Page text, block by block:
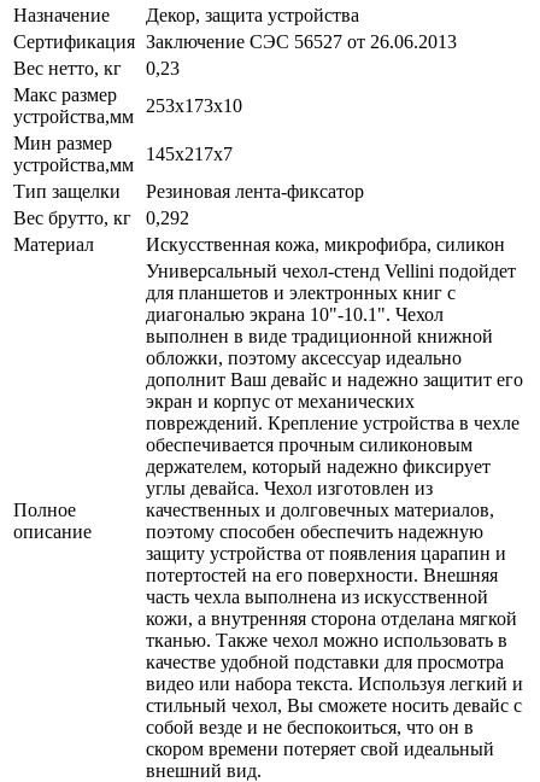
Назначение
Декор, защита устройства
Сертификация Заключение СЭС 56527 от 26.06.2013
Вес нетто, кг
0,23
Макс размер
устройства,мм
253х173x10
Мин размер
устройства,мм
145x217x7
Тип защелки
Резиновая лента-фиксатор
Вес брутто, кг
0,292
Материал
Искусственная кожа, микрофибра, силикон
Полное
описание
Универсальный чехол-стенд Vellini подойдет
для планшетов и электронных книг с
диагональю экрана 10"-10.1". Чехол
выполнен в виде традиционной книжной
обложки, поэтому аксессуар идеально
дополнит Ваш девайс и надежно защитит его
экран и корпус от механических
повреждений. Крепление устройства в чехле
обеспечивается прочным силиконовым
держателем, который надежно фиксирует
углы девайса. Чехол изготовлен из
качественных и долговечных материалов,
поэтому способен обеспечить надежную
защиту устройства от появления царапин и
потертостей на его поверхности. Внешняя
часть чехла выполнена из искусственной
кожи, а внутренняя сторона отделана мягкой
тканью. Также чехол можно использовать в
качестве удобной подставки для просмотра
видео или набора текста. Используя легкий и
стильный чехол, Вы сможете носить девайс с
собой везде и не беспокоиться, что он в
скором времени потеряет свой идеальный
внешний вид.